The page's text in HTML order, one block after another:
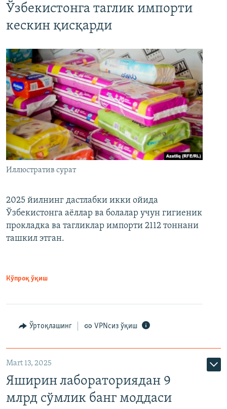
Ўзбекистонга таглик импорти
кескин қисқарди
Иллюстратив сурат
2025 йилнинг дастлабки икки ойида
Ўзбекистонга аёллар ва болалар учун гигиеник
прокладка ва тагликлар импорти 2112 тоннани
ташкил этган.
Кўпроқ ўқиш
Ўртоқлашинг VPNсиз ўқиш
Mart 13, 2025
Яширин лабораториядан 9
млрд сўмлик банг моддаси